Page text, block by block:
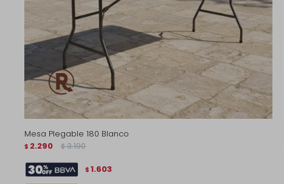
Mesa Plegable 180 Blanco
$ 2.290 $ 3.190
$ 1.603